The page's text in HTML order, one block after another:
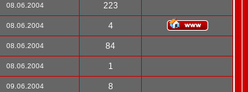
08.06.2004 223
08.06.2004 4
08.06.2004 84
08.06.2004 1
09.06.2004 8